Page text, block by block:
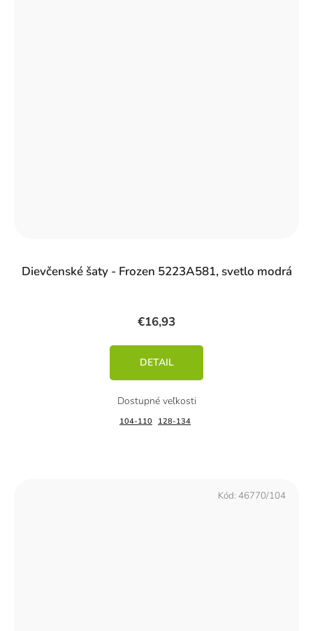
Dievčenské šaty - Frozen 5223A581, svetlo modrá
€16,93
DETAIL
104-110 128-134
Kód: 46770/104